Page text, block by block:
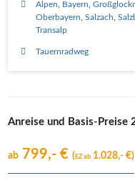
Alpen Bayern
Oberbayern
Salzach
Transalp
Tauernradweg
Anreise und Basis-Preise
ab 799,- € (EZ ab 1.028,- €)